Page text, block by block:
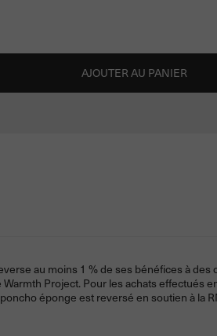
AJOUTER AU PANIER
au moins 1 % de ses bénéfices à
Project. Pour les achats effectués
éponge est reversé en soutien à la